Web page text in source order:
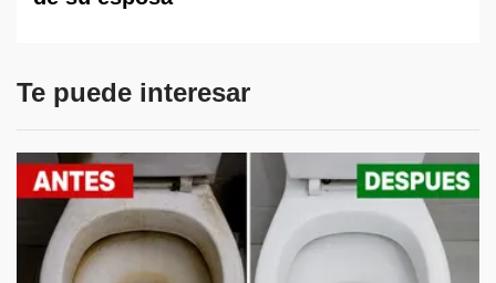
Te puede interesar